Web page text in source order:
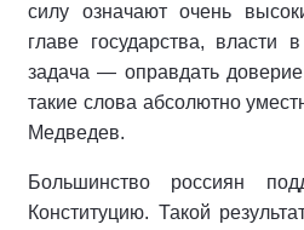
силу означают очень
главе государства,
задача — оправдать
такие слова абсолютно
Медведев.
Большинство россиян
Конституцию. Такой